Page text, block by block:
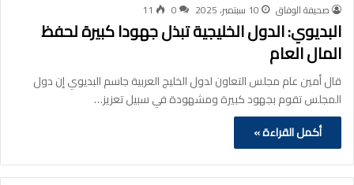
صحيفة الوفاق 10 سبتمبر، 2025 0
11
البديوي: الدول الخليجية تبذل جهودا كبيرة لحفظ
المال العام
قال أمين عام مجلس التعاون لدول الخليج العربية جاسم البديوي إن دول
المجلس تقوم بجهود كبيرة ومشهودة في سبيل تعزيز…
أكمل القراءة »